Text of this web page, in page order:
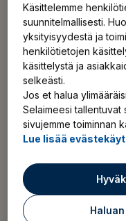
johtotehtävissä.
Ilmarisessa
kanavat -
asiakkuuksien hoito
myyntikanavat ja
Ilmarisessa
toimitusjohtajaJouko
– Ilmarinen on
Asiakas on meillä
haluamme entistäkin
Käsittelemme
suunnitelmallisesti.
yksityisyydestä ja
henkilötietojen
käsittelystä ja
selkeästi.
Jos et halua
Selaimeesi
sivujemme toiminnan
Lue lisää